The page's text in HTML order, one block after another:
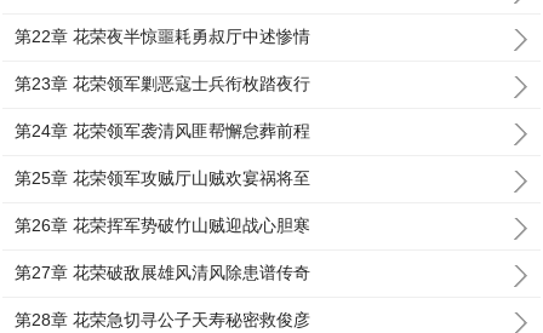
第22章 花荣夜半惊噩耗勇叔厅中述惨情
第23章 花荣领军剿恶寇士兵衔枚踏夜行
第24章 花荣领军袭清风匪帮懈怠葬前程
第25章 花荣领军攻贼厅山贼欢宴祸将至
第26章 花荣挥军势破竹山贼迎战心胆寒
第27章 花荣破敌展雄风清风除患谱传奇
第28章 花荣急切寻公子天寿秘密救俊彦